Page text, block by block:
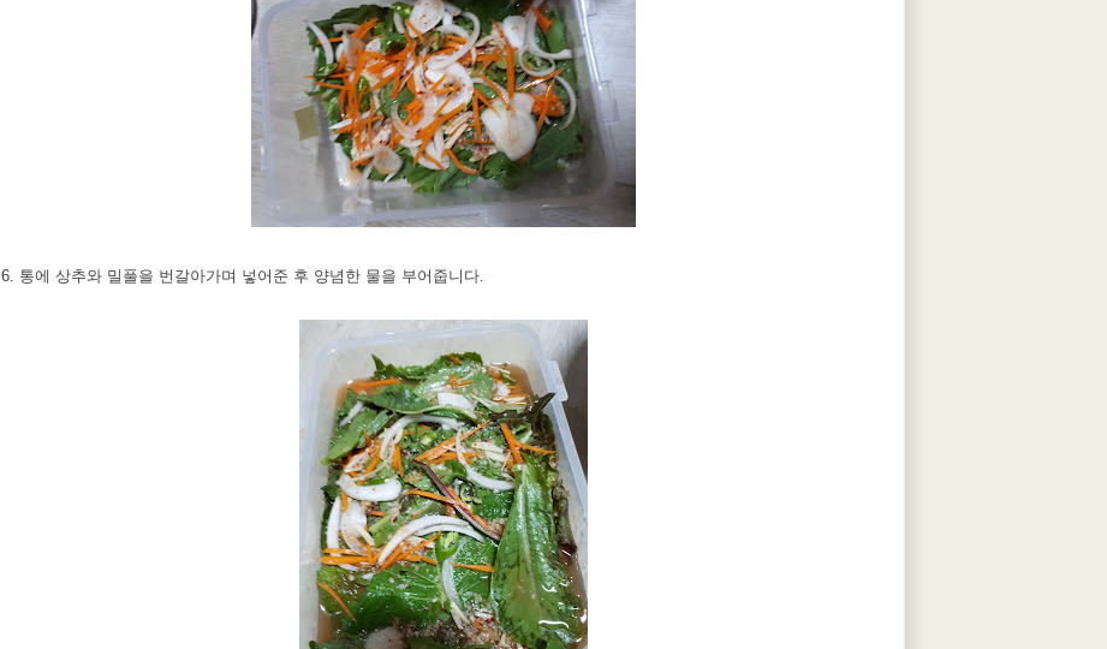
6. 통에 상추와 밀풀을 번갈아가며 넣어준 후 양념한 물을 부어줍니다.